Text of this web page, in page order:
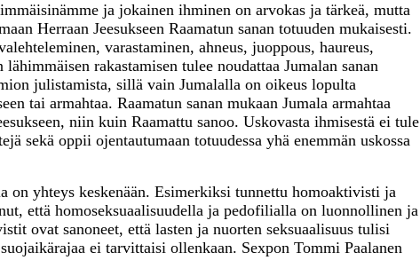
ja jokainen ihminen on arvokas ja tärkeä, mutta
Herraan Jeesukseen Raamatun sanan totuuden mukaisesti.
varastaminen, ahneus, juoppous, haureus,
rakastamisen tulee noudattaa Jumalan sanan
julistamista, sillä vain Jumalalla on oikeus lopulta
tai armahtaa. Raamatun sanan mukaan Jumala armahtaa
niin kuin Raamattu sanoo. Uskovasta ihmisestä ei tule
sekä oppii ojentautumaan totuudessa yhä enemmän uskossa
on yhteys keskenään. Esimerkiksi tunnettu homoaktivisti ja
että homoseksuaalisuudella ja pedofilialla on luonnollinen ja
ovat sanoneet, että lasten ja nuorten seksuaalisuus tulisi
ei tarvittaisi ollenkaan. Sexpon Tommi Paalanen